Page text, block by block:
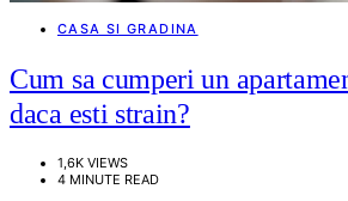
CASA SI GRADINA
Cum sa cumperi un
daca esti strain?
1,6K VIEWS
4 MINUTE READ